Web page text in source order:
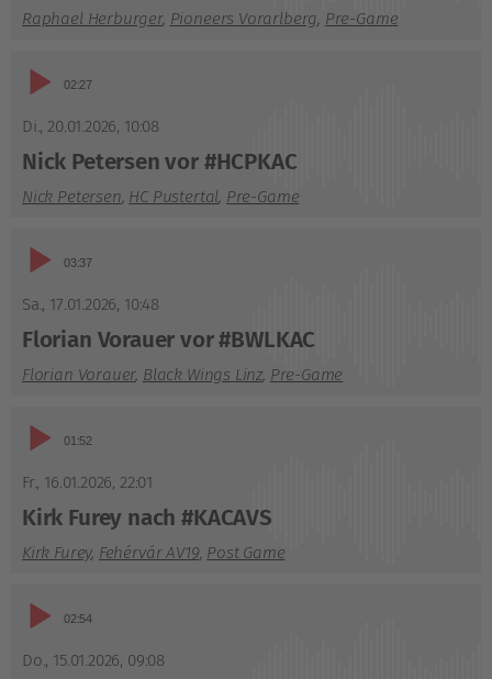
Raphael Herburger, Pioneers Vorarlberg, Pre-Game
Audio-02:27
Di., 20.01.2026, 10:08
Nick Petersen vor #HCPKAC
Nick Petersen, HC Pustertal, Pre-Game
Audio-03:37
Sa., 17.01.2026, 10:48
Florian Vorauer vor #BWLKAC
Florian Vorauer, Black Wings Linz, Pre-Game
Audio-01:52
Fr., 16.01.2026, 22:01
Kirk Furey nach #KACAVS
Kirk Furey, Fehérvár AV19, Post Game
Audio-02:54
Do., 15.01.2026, 09:08